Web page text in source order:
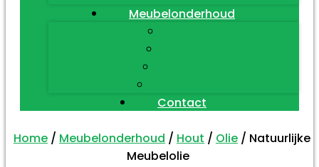
Meubelonderhoud
Contact
Home/ Meubelonderhoud / Hout / Olie/ Natuurlijke
Meubelolie